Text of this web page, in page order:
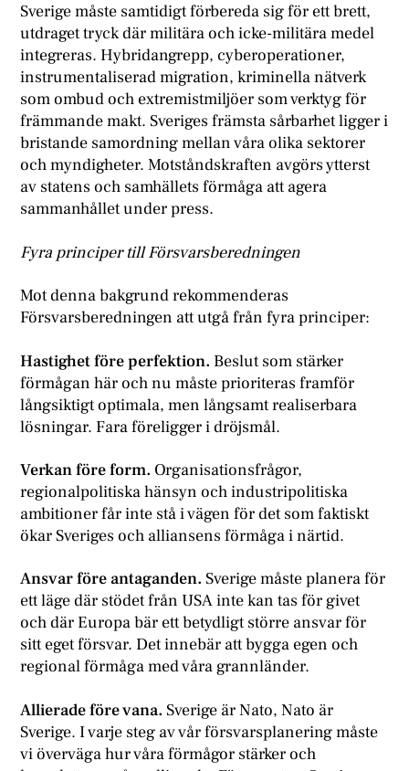
Sverige måste samtidigt förbereda sig för ett brett,
utdraget tryck där militära och icke-militära medel
integreras. Hybridangrepp, cyberoperationer,
instrumentaliserad migration, kriminella nätverk
som ombud och extremistmiljöer som verktyg för
främmande makt. Sveriges främsta sårbarhet ligger i
bristande samordning mellan våra olika sektorer
och myndigheter. Motståndskraften avgörs ytterst
av statens och samhällets förmåga att agera
sammanhållet under press.
Fyra principer till Försvarsberedningen
Mot denna bakgrund rekommenderas
Försvarsberedningen att utgå från fyra principer:
Hastighet före perfektion. Beslut som stärker
förmågan här och nu måste prioriteras framför
långsiktigt optimala, men långsamt realiserbara
lösningar. Fara föreligger i dröjsmål.
Verkan före form. Organisationsfrågor,
regionalpolitiska hänsyn och industripolitiska
ambitioner får inte stå i vägen för det som faktiskt
ökar Sveriges och alliansens förmåga i närtid.
Ansvar före antaganden. Sverige måste planera för
ett läge där stödet från USA inte kan tas för givet
och där Europa bär ett betydligt större ansvar för
sitt eget försvar. Det innebär att bygga egen och
regional förmåga med våra grannländer.
Allierade före vana. Sverige är Nato, Nato är
Sverige. I varje steg av vår försvarsplanering måste
vi överväga hur våra förmågor stärker och